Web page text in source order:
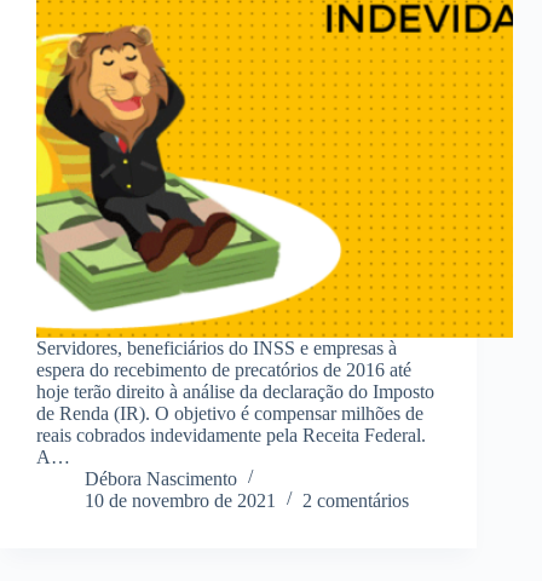
Servidores, beneficiários do INSS e empresas à
espera do recebimento de precatórios de 2016 até
hoje terão direito à análise da declaração do Imposto
de Renda (IR). O objetivo é compensar milhões de
reais cobrados indevidamente pela Receita Federal.
A…
Débora Nascimento
10 de novembro de 2021
2 comentários